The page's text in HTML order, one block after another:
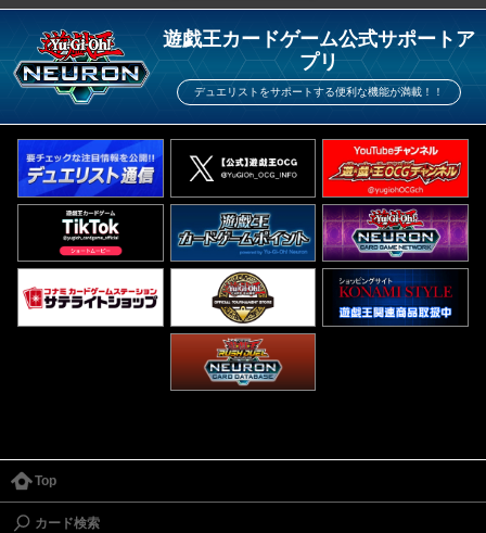
遊戯王カードゲーム公式サポートア
プリ
デュエリストをサポートする便利な機能が満載！！
Top
カード検索